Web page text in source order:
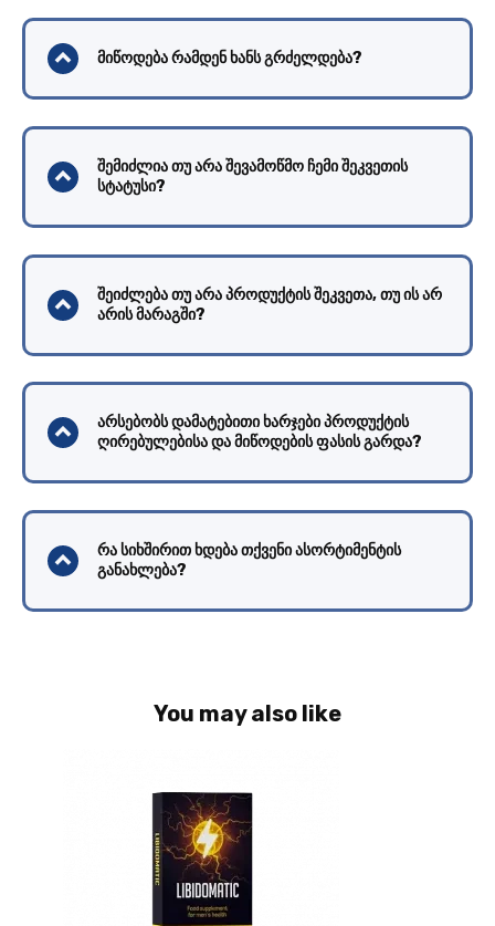
მიწოდება რამდენ ხანს გრძელდება?
შემიძლია თუ არა შევამოწმო ჩემი შეკვეთის
სტატუსი?
შეიძლება თუ არა პროდუქტის შეკვეთა, თუ ის არ
არის მარაგში?
არსებობს დამატებითი ხარჯები პროდუქტის
ღირებულებისა და მიწოდების ფასის გარდა?
რა სიხშირით ხდება თქვენი ასორტიმენტის
განახლება?
You may also like